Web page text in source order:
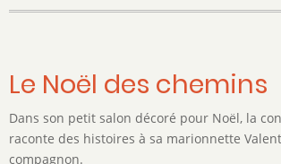
/
Le Noël des chemins
Dans son petit salon décoré pour Noël, la
raconte des histoires à sa marionnette
compagnon.